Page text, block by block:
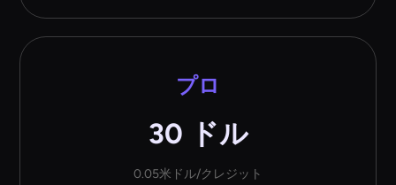
プロ
30 ドル
0.05米ドル/クレジット